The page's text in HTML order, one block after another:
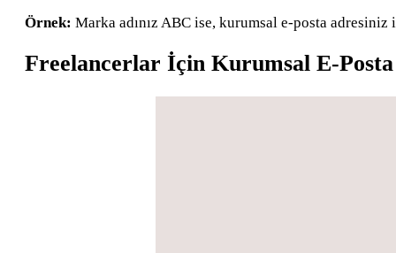
Örnek: Marka adınız ABC ise, kurumsal e-posta
Freelancerlar İçin Kurumsal E-